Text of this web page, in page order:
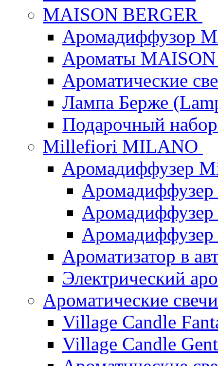
MAISON BERGER
Аромадиффузор
Ароматы
Ароматические
Лампа Берже
Подарочный
Millefiori MILANO
Аромадиффузер
Ароматизатор в
Электрический
Ароматические
Village Candle
Village Candle